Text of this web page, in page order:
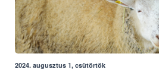
2024. augusztus 1, csütörtök